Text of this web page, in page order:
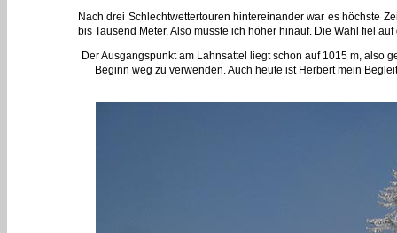
Nach drei Schlechtwettertouren hintereinander war es höchste
bis Tausend Meter. Also musste ich höher hinauf. Die Wahl fiel auf
Der Ausgangspunkt am Lahnsattel liegt schon auf 1015 m, also
Beginn weg zu verwenden. Auch heute ist Herbert mein